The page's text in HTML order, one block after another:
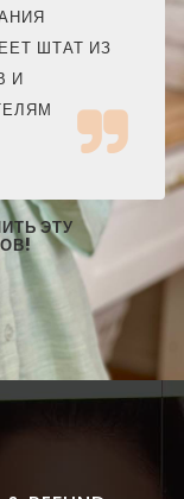
ШТАТ ИЗ
И
ЭТУ